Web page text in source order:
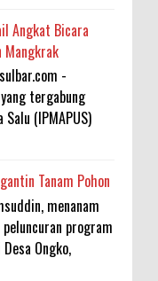
Angkat Bicara
Mangkrak
-
tergabung
(IPMAPUS)
Tanam Pohon
menanam
program
Ongko,